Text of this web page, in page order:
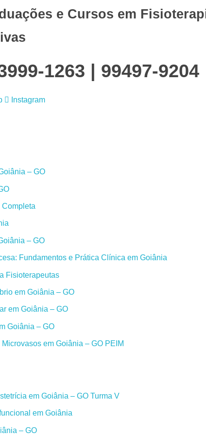
e Cursos em
1263 | 99497-9204
Instagram
– GO
– GO
Fundamentos e Prática Clínica em Goiânia
Fisioterapeutas
em Goiânia – GO
em Goiânia – GO
Goiânia – GO
em Goiânia – GO PEIM
em Goiânia – GO Turma V
em Goiânia
– GO